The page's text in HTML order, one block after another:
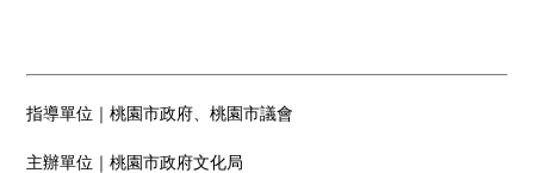
指導單位｜桃園市政府、桃園市議會
主辦單位｜桃園市政府文化局